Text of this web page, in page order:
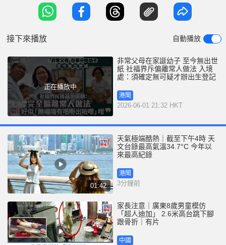
因入境處要求提交DNA檢測證明血緣關係，但二人以
「宗教理由」拒絕提供。個案至今拉鋸中，換言之
接下來播放 自動播放
正在播放中
非常父母在家誕幼子 至今無出世
紙 社福界斥偏離常人做法 入境
處：須確定無可疑才辦出生登記
港聞
2026-06-01 21:32 HKT
01:42
天氣極端酷熱｜截至下午4時 天
文台錄最高氣溫34.7°C 今年以
來最高紀錄
港聞
3分鐘前
家長注意｜廣東8歲男童模仿
「超人迪加」 2.6米高台跳下腳
跟骨折｜有片
中國